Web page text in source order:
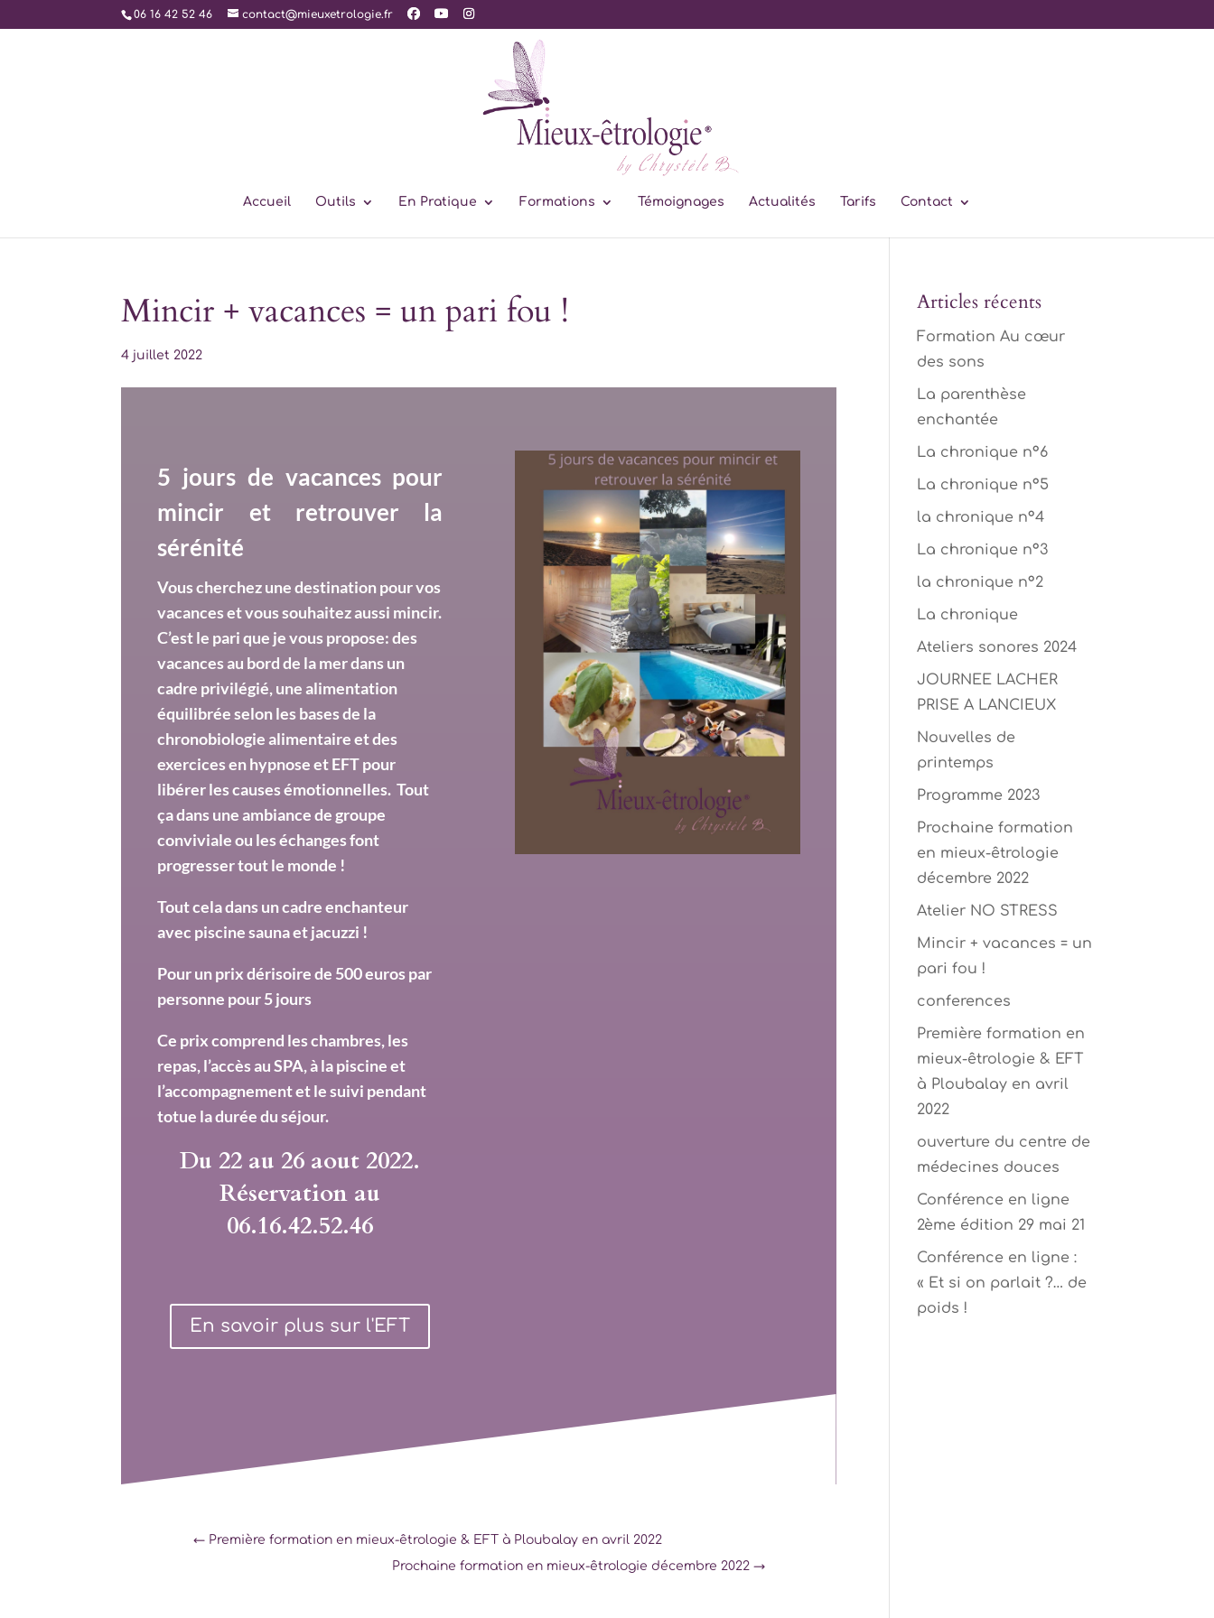
06 16 42 52 46 contact@mieuxetrologie.fr
Accueil Outils En Pratique Formations Témoignages Actualités Tarifs Contact
Mincir + vacances = un pari fou !
4 juillet 2022
5 jours de vacances pour
mincir et retrouver la
sérénité
Vous cherchez une destination pour vos
vacances et vous souhaitez aussi mincir.
C’est le pari que je vous propose: des
vacances au bord de la mer dans un
cadre privilégié, une alimentation
équilibrée selon les bases de la
chronobiologie alimentaire et des
exercices en hypnose et EFT pour
libérer les causes émotionnelles. Tout
ça dans une ambiance de groupe
conviviale ou les échanges font
progresser tout le monde !
Tout cela dans un cadre enchanteur
avec piscine sauna et jacuzzi !
Pour un prix dérisoire de 500 euros par
personne pour 5 jours
Ce prix comprend les chambres, les
repas, l’accès au SPA, à la piscine et
l’accompagnement et le suivi pendant
totue la durée du séjour.
Du 22 au 26 aout 2022.
Réservation au
06.16.42.52.46
En savoir plus sur l'EFT
← Première formation en mieux-êtrologie & EFT à Ploubalay en avril 2022
Prochaine formation en mieux-êtrologie décembre 2022→
Articles récents
Formation Au cœur
des sons
La parenthèse
enchantée
La chronique n°6
La chronique n°5
la chronique n°4
La chronique n°3
la chronique n°2
La chronique
Ateliers sonores 2024
JOURNEE LACHER
PRISE A LANCIEUX
Nouvelles de
printemps
Programme 2023
Prochaine formation
en mieux-êtrologie
décembre 2022
Atelier NO STRESS
Mincir + vacances = un
pari fou !
conferences
Première formation en
mieux-êtrologie & EFT
à Ploubalay en avril
2022
ouverture du centre de
médecines douces
Conférence en ligne
2ème édition 29 mai 21
Conférence en ligne :
« Et si on parlait ?… de
poids !